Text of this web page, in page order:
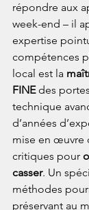
répondre aux
week-end – il
expertise
compétences
local est la
FINE des
technique
d’années
mise en œuvre
critiques pour
casser. Un
méthodes
préservant au